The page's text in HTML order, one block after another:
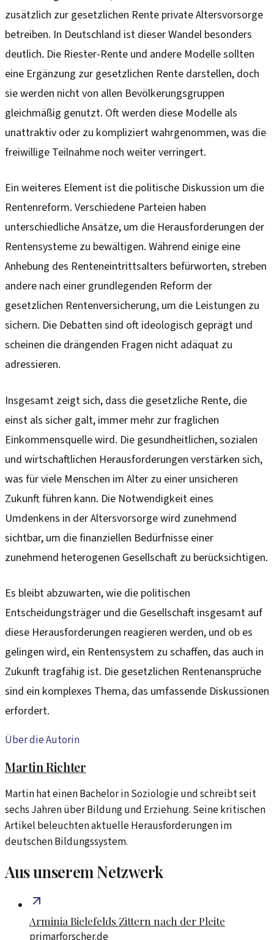
zusätzlich zur gesetzlichen Rente private Altersvorsorge
betreiben. In Deutschland ist dieser Wandel besonders
deutlich. Die Riester-Rente und andere Modelle sollten
eine Ergänzung zur gesetzlichen Rente darstellen, doch
sie werden nicht von allen Bevölkerungsgruppen
gleichmäßig genutzt. Oft werden diese Modelle als
unattraktiv oder zu kompliziert wahrgenommen, was die
freiwillige Teilnahme noch weiter verringert.
Ein weiteres Element ist die politische Diskussion um die
Rentenreform. Verschiedene Parteien haben
unterschiedliche Ansätze, um die Herausforderungen der
Rentensysteme zu bewältigen. Während einige eine
Anhebung des Renteneintrittsalters befürworten, streben
andere nach einer grundlegenden Reform der
gesetzlichen Rentenversicherung, um die Leistungen zu
sichern. Die Debatten sind oft ideologisch geprägt und
scheinen die drängenden Fragen nicht adäquat zu
adressieren.
Insgesamt zeigt sich, dass die gesetzliche Rente, die
einst als sicher galt, immer mehr zur fraglichen
Einkommensquelle wird. Die gesundheitlichen, sozialen
und wirtschaftlichen Herausforderungen verstärken sich,
was für viele Menschen im Alter zu einer unsicheren
Zukunft führen kann. Die Notwendigkeit eines
Umdenkens in der Altersvorsorge wird zunehmend
sichtbar, um die finanziellen Bedürfnisse einer
zunehmend heterogenen Gesellschaft zu berücksichtigen.
Es bleibt abzuwarten, wie die politischen
Entscheidungsträger und die Gesellschaft insgesamt auf
diese Herausforderungen reagieren werden, und ob es
gelingen wird, ein Rentensystem zu schaffen, das auch in
Zukunft tragfähig ist. Die gesetzlichen Rentenansprüche
sind ein komplexes Thema, das umfassende Diskussionen
erfordert.
Über die Autorin
Martin Richter
Martin hat einen Bachelor in Soziologie und schreibt seit
sechs Jahren über Bildung und Erziehung. Seine kritischen
Artikel beleuchten aktuelle Herausforderungen im
deutschen Bildungssystem.
Aus unserem Netzwerk
Arminia Bielefelds Zittern nach der Pleite
primarforscher.de